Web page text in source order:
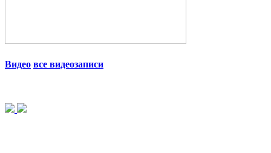
Видео все видеозаписи